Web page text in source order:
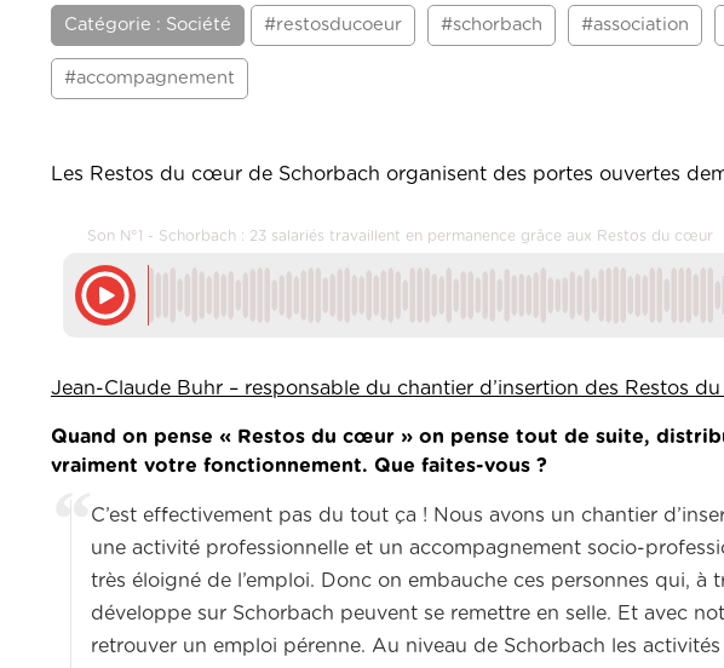
Catégorie : Société #restosducoeur #schorbach #association
#accompagnement
Les Restos du cœur de Schorbach organisent des portes ouvertes
Son N°1 - Schorbach : 23 salariés travaillent en permanence grâce aux Restos du cœur
Jean-Claude Buhr – responsable du chantier d’insertion des Restos
Quand on pense « Restos du cœur » on pense tout de suite,
vraiment votre fonctionnement. Que faites-vous ?
C’est effectivement pas du tout ça ! Nous avons un chantier
une activité professionnelle et un accompagnement socio-
très éloigné de l’emploi. Donc on embauche ces personnes qui, à
développe sur Schorbach peuvent se remettre en selle. Et avec
retrouver un emploi pérenne. Au niveau de Schorbach les